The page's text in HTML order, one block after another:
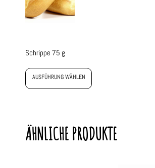
Schrippe 75 g
AUSFÜHRUNG WÄHLEN
ÄHNLICHE PRODUKTE